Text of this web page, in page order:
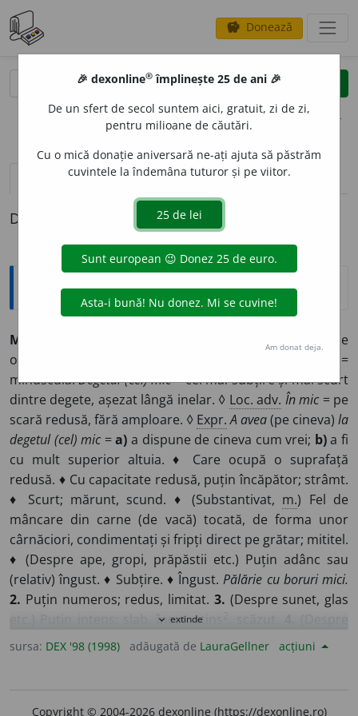
savings Donează
clear
opțiuni
definiții (1) pronunțievolume_up (50)
Definiția cu ID-ul 46450:
Explicative DEX
MIC, -Ă,
Care este sub dimensiunile
obișnuite; de proporții reduse. ◊
=
minusculă.Degetul (cel) mic= cel mai subțire și mai scurt
dintre degete, așezat lângă inelar. ◊ Loc. adv. În mic= pe
scară redusă, fără amploare. ◊ Expr. A avea(pe cineva) la
degetul (cel) mic=a) a dispune de cineva cum vrei; b)a fi
cu mult superior altuia. ♦ Care ocupă o suprafață
redusă. ♦ Cu capacitate redusă, puțin încăpător; strâmt.
♦ Scurt; mărunt, scund. ♦ (Substantivat, m.) Fel de
mâncare din carne (de vacă) tocată, de forma unor
cârnăciori, condimentați și fripți direct pe grătar; mititel.
♦ (Despre ape, gropi, prăpăstii etc.) Puțin adânc sau
(relativ) îngust. ♦ Subțire. ♦ Îngust.Pălărie cu boruri mici.
2. Puțin numeros; redus, limitat. 3. (Despre sunet, glas
etc.) Puțin intens; slab, încet, stins
zi, noapte etc.) Care durează puțin; scurt.
De vârstă
expand_more extinde
sursa: DEX '98 (1998) adăugată de LauraGellner acțiuni
Copyright © 2004-2026 dexonline (https://dexonline.ro)
🎉 dexonline® împlinește 25 de ani 🎉
De un sfert de secol suntem aici, gratuit, zi de zi,
pentru milioane de căutări.
Cu o mică donație aniversară ne-ați ajuta să păstrăm
cuvintele la îndemâna tuturor și pe viitor.
Am donat deja.